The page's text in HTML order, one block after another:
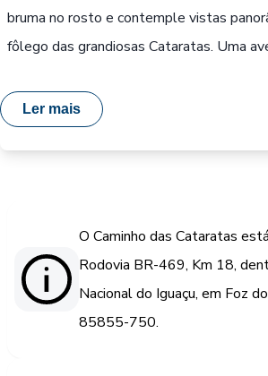
bruma no rosto e contemple vistas
fôlego das grandiosas Cataratas. Uma
Ler mais
O Caminho das Cataratas
Rodovia BR-469, Km 18,
Nacional do Iguaçu, em Foz
85855-750.